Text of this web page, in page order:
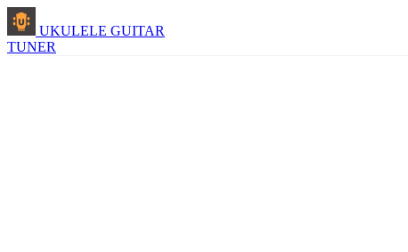
UKULELE GUITAR
TUNER